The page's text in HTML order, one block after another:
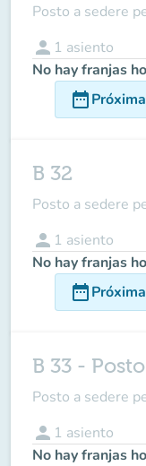
Posto a sedere
person 1 asiento
No hay franjas
date_range
B 32
Posto a sedere
person 1 asiento
No hay franjas
date_range
B 33 -
Posto a sedere
person 1 asiento
No hay franjas